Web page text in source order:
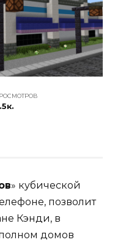
» кубической
позволит
Кэнди, в
домов